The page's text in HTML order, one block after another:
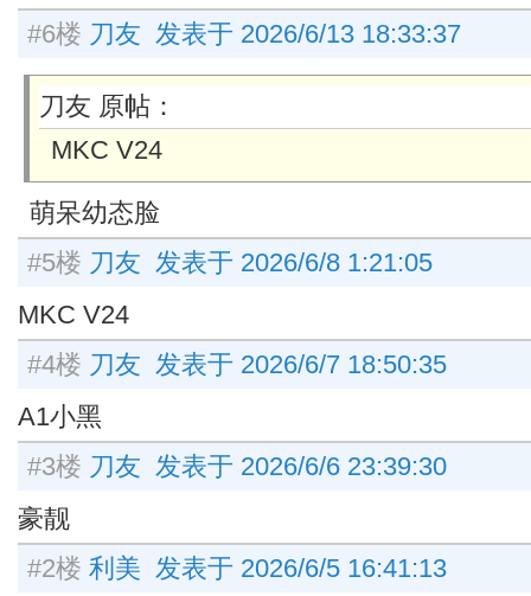
#6楼 刀友 发表于 2026/6/13 18:33:37
刀友 原帖：
MKC V24
萌呆幼态脸
#5楼 刀友 发表于 2026/6/8 1:21:05
MKC V24
#4楼 刀友 发表于 2026/6/7 18:50:35
A1小黑
#3楼 刀友 发表于 2026/6/6 23:39:30
豪靓
#2楼 利美 发表于 2026/6/5 16:41:13